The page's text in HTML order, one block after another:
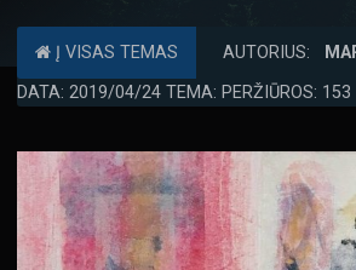
Į VISAS TEMAS AUTORIUS:
DATA: 2019/04/24 TEMA: PERŽIŪROS: 153